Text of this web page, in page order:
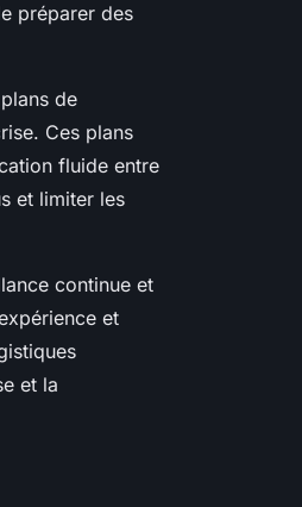
préparer des
de
Ces plans
fluide entre
et limiter les
continue et
et
et la